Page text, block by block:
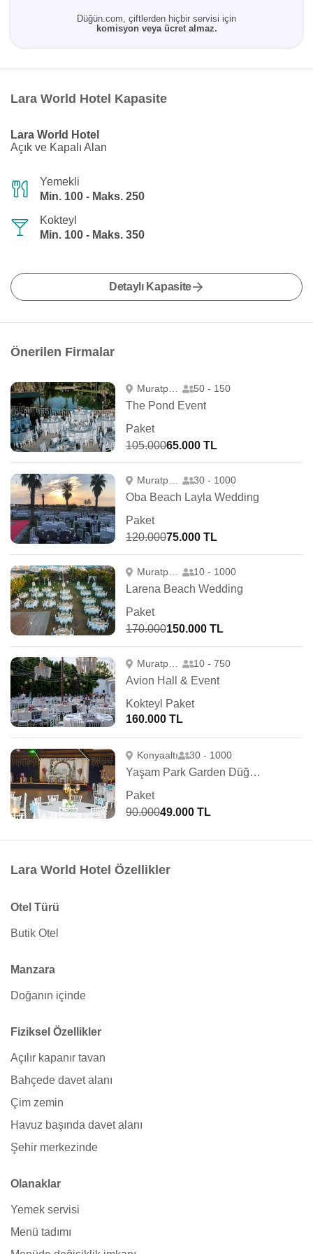
Düğün.com, çiftlerden hiçbir servisi için
komisyon veya ücret almaz.
Lara World Hotel Kapasite
Lara World Hotel
Açık ve Kapalı Alan
Yemekli
Min. 100 - Maks. 250
Kokteyl
Min. 100 - Maks. 350
Detaylı Kapasite
Önerilen Firmalar
Muratpaşa 50 - 150
The Pond Event
Paket
105.00065.000 TL
Muratpaşa 30 - 1000
Oba Beach Layla Wedding
Paket
120.00075.000 TL
Muratpaşa 10 - 1000
Larena Beach Wedding
Paket
170.000150.000 TL
Muratpaşa 10 - 750
Avion Hall & Event
Kokteyl Paket
160.000 TL
Konyaaltı 30 - 1000
Yaşam Park Garden Düğün Salonu
Paket
90.00049.000 TL
Lara World Hotel Özellikler
Otel Türü
Butik Otel
Manzara
Doğanın içinde
Fiziksel Özellikler
Açılır kapanır tavan
Bahçede davet alanı
Çim zemin
Havuz başında davet alanı
Şehir merkezinde
Olanaklar
Yemek servisi
Menü tadımı